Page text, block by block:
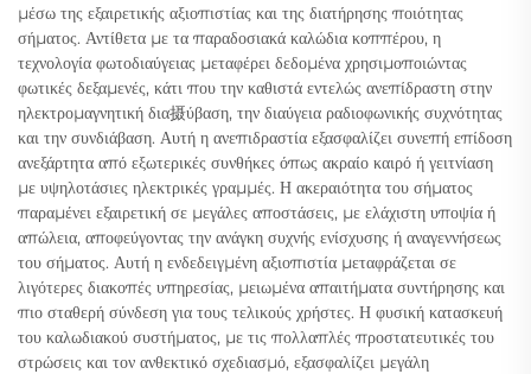
μέσω της εξαιρετικής αξιοπιστίας και της διατήρησης ποιότητας
σήματος. Αντίθετα με τα παραδοσιακά καλώδια κοππέρου, η
τεχνολογία φωτοδιαύγειας μεταφέρει δεδομένα χρησιμοποιώντας
φωτικές δεξαμενές, κάτι που την καθιστά εντελώς ανεπίδραστη στην
ηλεκτρομαγνητική δια摄ύβαση, την διαύγεια ραδιοφωνικής συχνότητας
και την συνδιάβαση. Αυτή η ανεπιδραστία εξασφαλίζει συνεπή επίδοση
ανεξάρτητα από εξωτερικές συνθήκες όπως ακραίο καιρό ή γειτνίαση
με υψηλοτάσιες ηλεκτρικές γραμμές. Η ακεραιότητα του σήματος
παραμένει εξαιρετική σε μεγάλες αποστάσεις, με ελάχιστη υποψία ή
απώλεια, αποφεύγοντας την ανάγκη συχνής ενίσχυσης ή αναγεννήσεως
του σήματος. Αυτή η ενδεδειγμένη αξιοπιστία μεταφράζεται σε
λιγότερες διακοπές υπηρεσίας, μειωμένα απαιτήματα συντήρησης και
πιο σταθερή σύνδεση για τους τελικούς χρήστες. Η φυσική κατασκευή
του καλωδιακού συστήματος, με τις πολλαπλές προστατευτικές του
στρώσεις και τον ανθεκτικό σχεδιασμό, εξασφαλίζει μεγάλη